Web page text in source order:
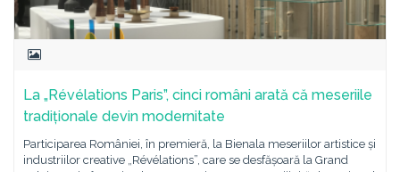
La „Révélations Paris”, cinci români arată că meseriile
tradiționale devin modernitate
Participarea României, în premieră, la Bienala meseriilor artistice și
industriilor creative „Révélations”, care se desfășoară la Grand